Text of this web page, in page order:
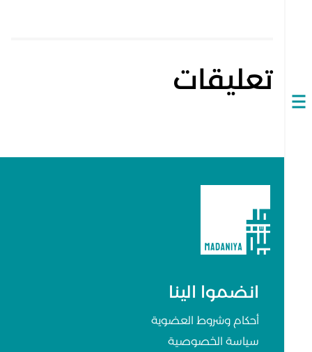
Open
تعليقات
انضموا الينا
أحكام وشروط العضوية
سياسة الخصوصية